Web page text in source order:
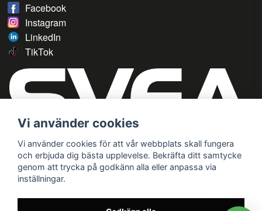
Facebook
Instagram
LinkedIn
TikTok
Vi använder cookies
Vi använder cookies för att vår webbplats skall fungera
och erbjuda dig bästa upplevelse. Bekräfta ditt samtycke
genom att trycka på godkänn alla eller anpassa via
inställningar.